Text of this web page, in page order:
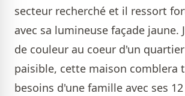
secteur recherché et il ressort
avec sa lumineuse façade jaune.
de couleur au coeur d'un
paisible, cette maison comblera
besoins d'une famille avec ses